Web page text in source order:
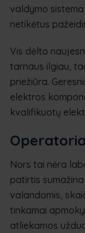
valdymo
netikėtus
Vis dėlto
tarnaus ilgiau,
priežiūra.
elektros
kvalifikuotų
Nors tai nėra
patirtis
valandomis,
tinkamai
atliekamos